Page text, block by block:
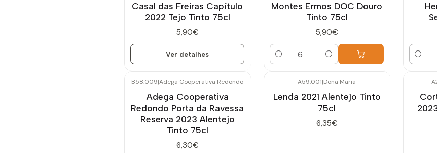
Casal das Freiras Capítulo
2022 Tejo Tinto 75cl
5,90€
Ver detalhes
Montes Ermos DOC Douro
Tinto 75cl
5,90€
Quantidade
B58.009|Adega Cooperativa Redondo
Adega Cooperativa
Redondo Porta da Ravessa
Reserva 2023 Alentejo
Tinto 75cl
6,30€
A59.001|Dona Maria
Lenda 2021 Alentejo Tinto
75cl
6,35€